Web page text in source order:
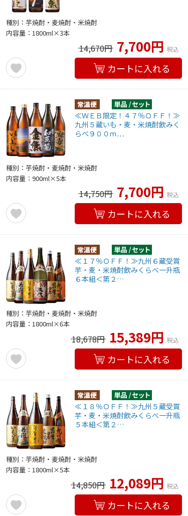
種別：芋焼酎・麦焼酎・米焼酎
内容量：1800ml×3本
14,670円 7,700円 税込
カートに入れる
≪ＷＥＢ限定！４７％ＯＦＦ！≫
九州５蔵いも・麦・米焼酎飲みく
らべ９００ｍ…
種別：芋焼酎・麦焼酎・米焼酎
内容量：900ml×5本
14,750円 7,700円 税込
カートに入れる
≪１７％ＯＦＦ！≫九州６蔵受賞
芋・麦・米焼酎飲みくらべ一升瓶
６本組＜第２…
種別：芋焼酎・麦焼酎・米焼酎
内容量：1800ml×6本
18,678円 15,389円 税込
カートに入れる
≪１８％ＯＦＦ！≫九州５蔵受賞
芋・麦・米焼酎飲みくらべ一升瓶
５本組＜第２…
種別：芋焼酎・麦焼酎・米焼酎
内容量：1800ml×5本
14,850円 12,089円 税込
カートに入れる